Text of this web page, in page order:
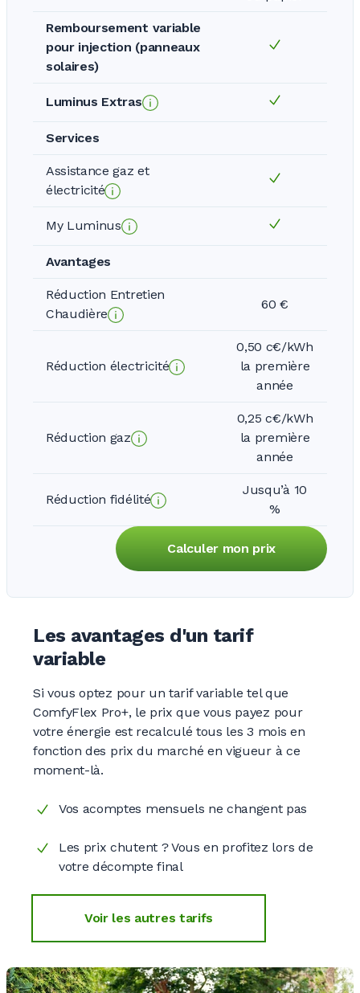
Remboursement variable
pour injection (panneaux
solaires)
Luminus Extras
Services
Assistance gaz et
électricité
My Luminus
Avantages
Réduction Entretien
Chaudière
60 €
Réduction électricité
0,50 c€/kWh
la première
année
Réduction gaz
0,25 c€/kWh
la première
année
Réduction fidélité
Jusqu’à 10
%
Calculer mon prix
Les avantages d'un tarif
variable
Si vous optez pour un tarif variable tel que
ComfyFlex Pro+, le prix que vous payez pour
votre énergie est recalculé tous les3 mois en
fonction des prix du marché en vigueur à ce
moment-là.
Vos acomptes mensuels ne changent pas
Les prix chutent ? Vous en profitez lors de
votre décompte final
Voir les autres tarifs